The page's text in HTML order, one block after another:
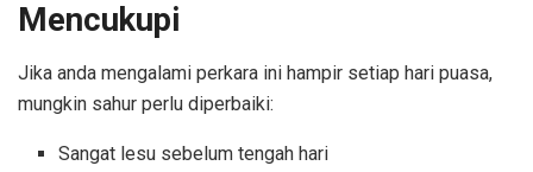
Mencukupi
Jika anda mengalami perkara ini hampir setiap hari puasa,
mungkin sahur perlu diperbaiki:
Sangat lesu sebelum tengah hari